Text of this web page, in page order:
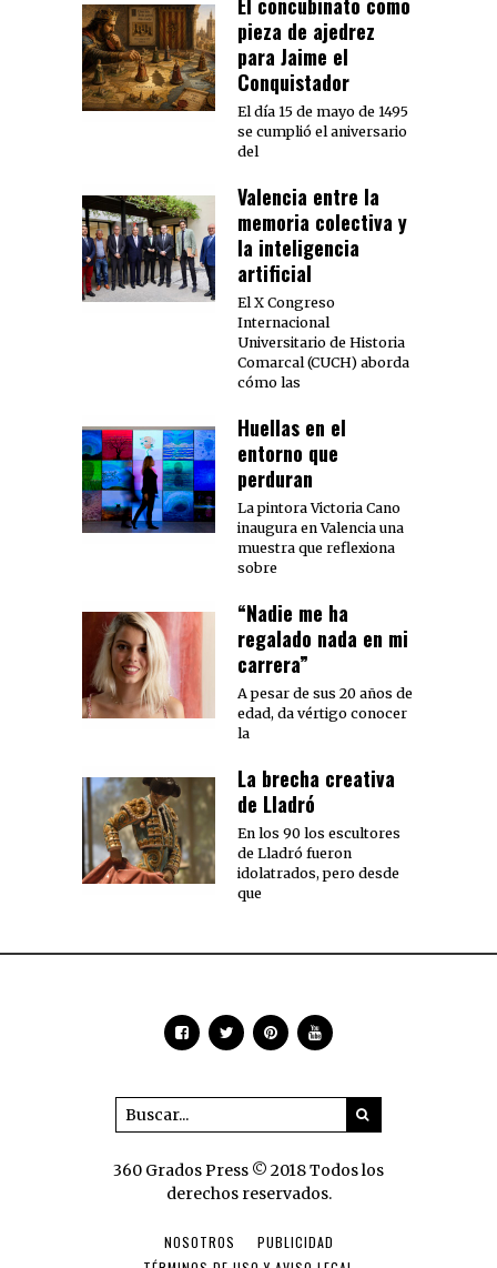
pieza de ajedrez
para Jaime el
Conquistador
El día 15 de mayo de 1495
se cumplió el aniversario
del
Valencia entre la
memoria colectiva y
la inteligencia
artificial
El X Congreso
Internacional
Universitario de Historia
Comarcal (CUCH) aborda
cómo las
Huellas en el
entorno que
perduran
La pintora Victoria Cano
inaugura en Valencia una
muestra que reflexiona
sobre
“Nadie me ha
regalado nada en mi
carrera”
A pesar de sus 20 años de
edad, da vértigo conocer
la
La brecha creativa
de Lladró
En los 90 los escultores
de Lladró fueron
idolatrados, pero desde
que
360 Grados Press © 2018 Todos los
derechos reservados.
NOSOTROS
PUBLICIDAD